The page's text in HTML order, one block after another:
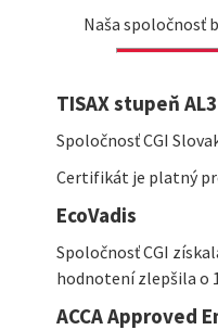
Naša spoločnosť
TISAX stupeň AL3
Spoločnosť CGI
Certifikát je platný
EcoVadis
Spoločnosť CGI
hodnotení zlepšila o
ACCA Approved